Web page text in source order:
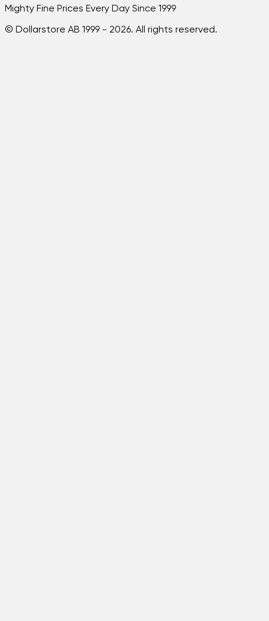
Mighty Fine Prices Every Day Since 1999
© Dollarstore AB 1999 - 2026. All rights reserved.